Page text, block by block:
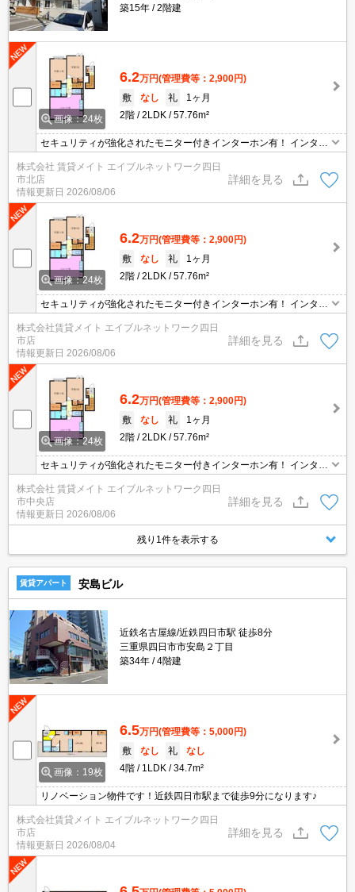
築15年
2階建
画像：24枚
6.2万円(管理費等：2,900円)
敷
なし 礼
1ヶ月
2階
2LDK 57.76m²
セキュリティが強化されたモニター付きインターホン有！ インター
ネット無料物件！面倒な個人での手続き不要でご利用いただけます♪
私生活はもちろんテレワーク勤務の方にもおすすめですよ♪
株式会社 賃貸メイト エイブルネットワーク四日
市北店
情報更新日 2026/08/06
詳細を見る
画像：24枚
6.2万円(管理費等：2,900円)
敷
なし 礼
1ヶ月
2階
2LDK 57.76m²
セキュリティが強化されたモニター付きインターホン有！ インター
ネット無料物件！面倒な個人での手続き不要でご利用いただけます♪
私生活はもちろんテレワーク勤務の方にもおすすめですよ♪
株式会社賃貸メイト エイブルネットワーク四日
市店
情報更新日 2026/08/06
詳細を見る
画像：24枚
6.2万円(管理費等：2,900円)
敷
なし 礼
1ヶ月
2階
2LDK 57.76m²
セキュリティが強化されたモニター付きインターホン有！ インター
ネット無料物件！面倒な個人での手続き不要でご利用いただけます♪
私生活はもちろんテレワーク勤務の方にもおすすめですよ♪
株式会社 賃貸メイト エイブルネットワーク四日
市中央店
情報更新日 2026/08/06
詳細を見る
残り1件を表示する
賃貸アパート 安島ビル
近鉄名古屋線/近鉄四日市駅 徒歩8分
三重県四日市市安島２丁目
築34年
4階建
画像：19枚
6.5万円(管理費等：5,000円)
敷
なし 礼
なし
4階
1LDK 34.7m²
リノベーション物件です！近鉄四日市駅まで徒歩9分になります♪
株式会社賃貸メイト エイブルネットワーク四日
市店
情報更新日 2026/08/04
詳細を見る